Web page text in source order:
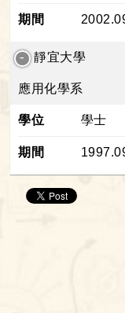
期間
靜宜大學
應用化學系
學位 學士
期間